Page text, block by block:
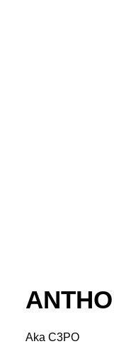
Aka C3PO